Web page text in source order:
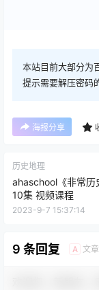
本站目前大部分为
提示需要解压密码
海报分享
历史地理
ahaschool《非常历
10集 视频课程
2023-9-7 15:37:14
9 条回复 A 文